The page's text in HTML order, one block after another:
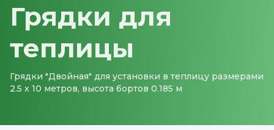
Грядки для
теплицы
Грядки "Двойная" для установки в теплицу размерами
2.5 х 10 метров, высота бортов 0.185 м